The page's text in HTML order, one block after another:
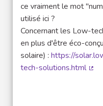
ce vraiment le mot
utilisé ici ?
Concernant les Low-
en plus d'être éco-
solaire) : https://
tech-solutions.html